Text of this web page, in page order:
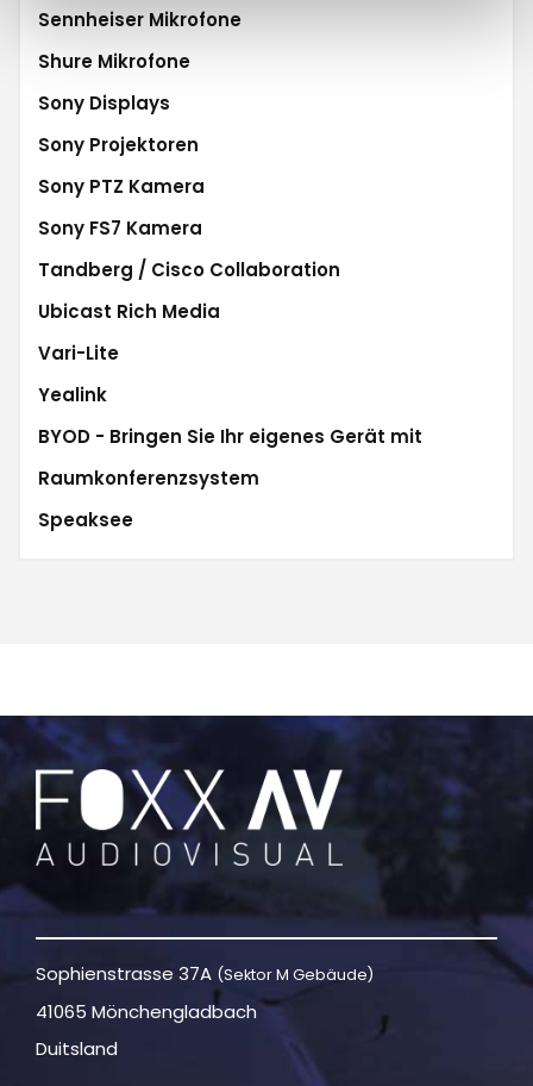
Sennheiser Mikrofone
Shure Mikrofone
Sony Displays
Sony Projektoren
Sony PTZ Kamera
Sony FS7 Kamera
Tandberg / Cisco Collaboration
Ubicast Rich Media
Vari-Lite
Yealink
BYOD - Bringen Sie Ihr eigenes Gerät mit
Raumkonferenzsystem
Speaksee
Sophienstrasse 37A (Sektor M Gebäude)
41065 Mönchengladbach
Duitsland